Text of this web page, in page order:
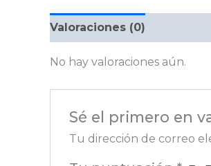
Valoraciones (0)
No hay valoraciones aún.
Sé el primero en
Tu dirección de correo